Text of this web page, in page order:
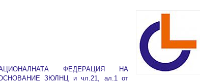
ФЕДЕРАЦИЯ НА
ЗЮЛНЦ и чл.21, ал.1 от